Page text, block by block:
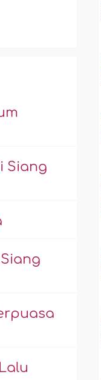
Siang